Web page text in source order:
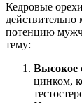
Кедровые
действительно
потенцию
тему:
Высокое
цинком,